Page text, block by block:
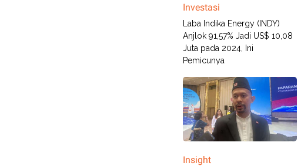
Investasi
Laba Indika Energy (INDY)
Anjlok 91,57% Jadi US$ 10,08
Juta pada 2024, Ini
Pemicunya
Insight